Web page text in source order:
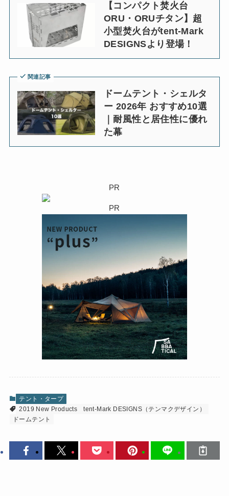
【コンパクト焚火台
ORU・ORUチタン】超
小型焚火台がtent-Mark
DESIGNSより登場！
関連記事
ドームテント・シェルタ
ー 2026年 おすすめ10選
｜耐風性と居住性に優れ
た幕
PR
PR
テント・タープ
2019 New Products
tent-Mark DESIGNS（テンマクデザイン）
ドームテント